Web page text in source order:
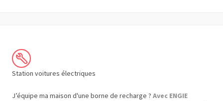
Station voitures électriques
J’équipe ma maison d'une borne de recharge ? Avec ENGIE